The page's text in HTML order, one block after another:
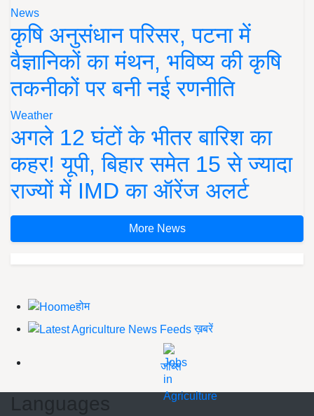
News
कृषि अनुसंधान परिसर, पटना में
वैज्ञानिकों का मंथन, भविष्य की कृषि
तकनीकों पर बनी नई रणनीति
Weather
अगले 12 घंटों के भीतर बारिश का
कहर! यूपी, बिहार समेत 15 से ज्यादा
राज्यों में IMD का ऑरेंज अलर्ट
More News
होम
ख़बरें
जॉब्स
Languages